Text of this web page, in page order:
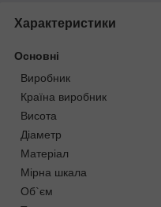
Характеристики
Основні
Виробник
Країна виробник
Висота
Діаметр
Матеріал
Мірна шкала
Об`єм